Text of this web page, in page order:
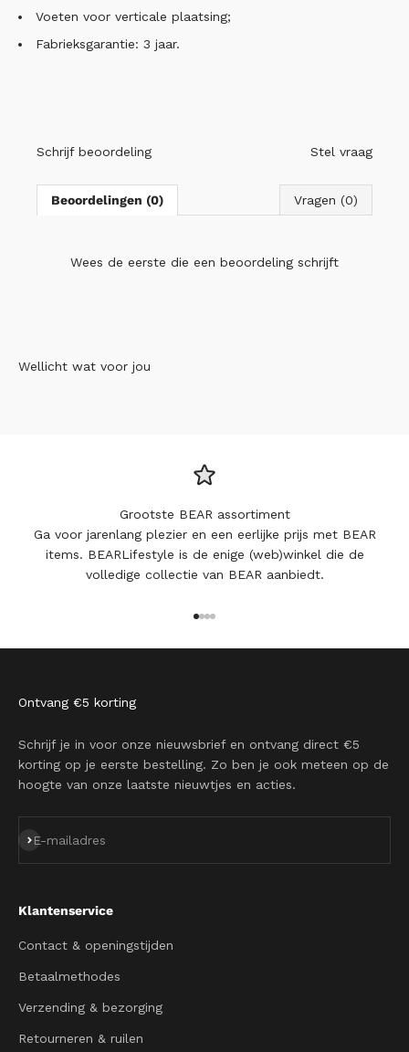
Voeten voor verticale plaatsing;
Fabrieksgarantie: 3 jaar.
Schrijf beoordeling Stel vraag
Beoordelingen (0) Vragen (0)
Wees de eerste die een beoordeling schrijft
Wellicht wat voor jou
Grootste BEAR assortiment
Ga voor jarenlang plezier en een eerlijke prijs met BEAR
items. BEARLifestyle is de enige (web)winkel die de
volledige collectie van BEAR aanbiedt.
Ontvang €5 korting
Schrijf je in voor onze nieuwsbrief en ontvang direct €5
korting op je eerste bestelling. Zo ben je ook meteen op de
hoogte van onze laatste nieuwtjes en acties.
E-mailadres
Abonneren
Klantenservice
Contact & openingstijden
Betaalmethodes
Verzending & bezorging
Retourneren & ruilen